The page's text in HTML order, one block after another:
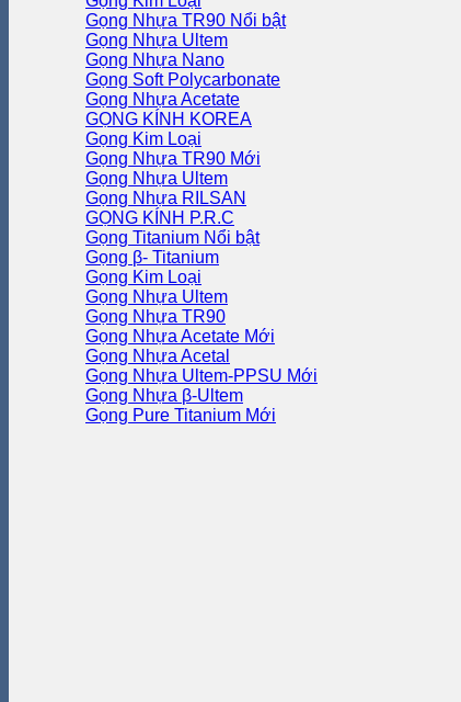
Gọng Nhựa TR90
Gọng Nhựa Ultem
Gọng Nhựa Nano
Gọng Soft Polycarbonate
Gọng Nhựa Acetate
GỌNG KÍNH KOREA
Gọng Kim Loại
Gọng Nhựa TR90
Gọng Nhựa Ultem
Gọng Nhựa RILSAN
GỌNG KÍNH P.R.C
Gọng Titanium
Gọng β- Titanium
Gọng Kim Loại
Gọng Nhựa Ultem
Gọng Nhựa TR90
Gọng Nhựa Acetate
Gọng Nhựa Acetal
Gọng Nhựa Ultem-PPSU
Gọng Nhựa β-Ultem
Gọng Pure Titanium